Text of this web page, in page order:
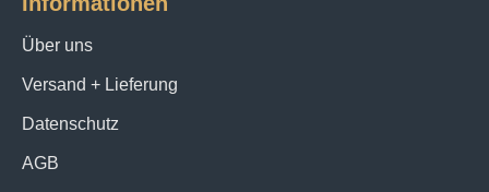
Über uns
Versand + Lieferung
Datenschutz
AGB